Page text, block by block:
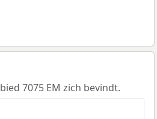
7075 EM zich bevindt.